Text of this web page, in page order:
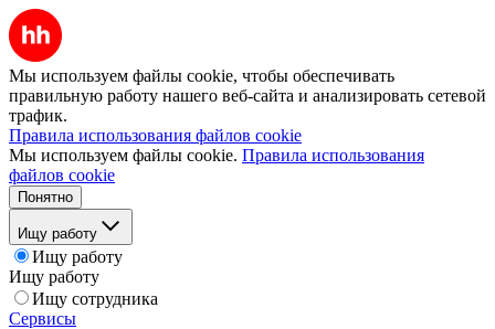
Мы используем файлы cookie, чтобы обеспечивать
правильную работу нашего веб-сайта и анализировать сетевой
трафик.
Правила использования файлов cookie
Мы используем файлы cookie. Правила использования
файлов cookie
Понятно
Ищу работу
Ищу работу
Ищу работу
Ищу сотрудника
Сервисы